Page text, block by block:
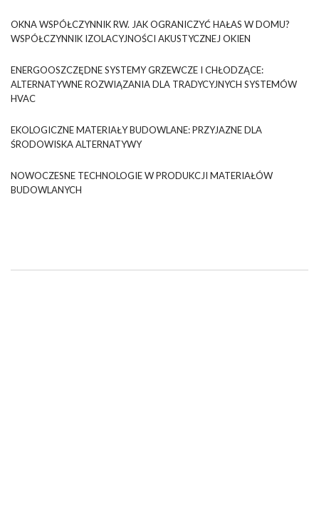
OKNA WSPÓŁCZYNNIK RW. JAK OGRANICZYĆ HAŁAS W DOMU?
WSPÓŁCZYNNIK IZOLACYJNOŚCI AKUSTYCZNEJ OKIEN
ENERGOOSZCZĘDNE SYSTEMY GRZEWCZE I CHŁODZĄCE:
ALTERNATYWNE ROZWIĄZANIA DLA TRADYCYJNYCH SYSTEMÓW
HVAC
EKOLOGICZNE MATERIAŁY BUDOWLANE: PRZYJAZNE DLA
ŚRODOWISKA ALTERNATYWY
NOWOCZESNE TECHNOLOGIE W PRODUKCJI MATERIAŁÓW
BUDOWLANYCH